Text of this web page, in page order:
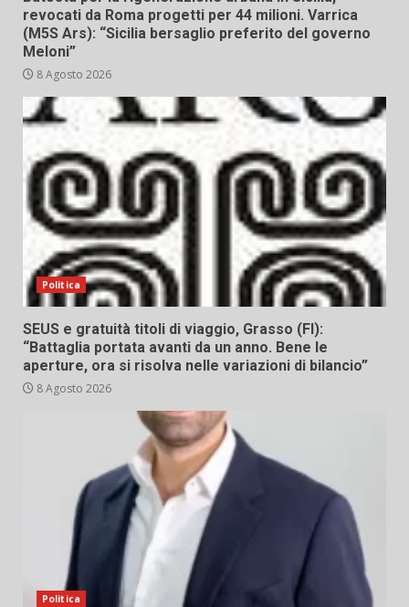
revocati da Roma progetti per 44 milioni. Varrica
(M5S Ars): “Sicilia bersaglio preferito del governo
Meloni”
8 Agosto 2026
Politica
SEUS e gratuità titoli di viaggio, Grasso (FI):
“Battaglia portata avanti da un anno. Bene le
aperture, ora si risolva nelle variazioni di bilancio”
8 Agosto 2026
Politica